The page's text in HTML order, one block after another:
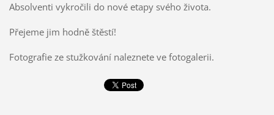
Absolventi vykročili do nové etapy svého života.
Přejeme jim hodně štěstí!
Fotografie ze stužkování naleznete ve fotogalerii.